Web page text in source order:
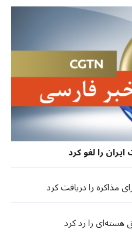
را لغو کرد
مذاکره را دریافت کرد
هسته‌ای را رد کرد